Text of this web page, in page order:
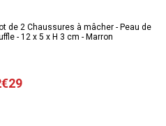
de 2 Chaussures à mâcher - Peau de
- 12 x 5 x H 3 cm - Marron